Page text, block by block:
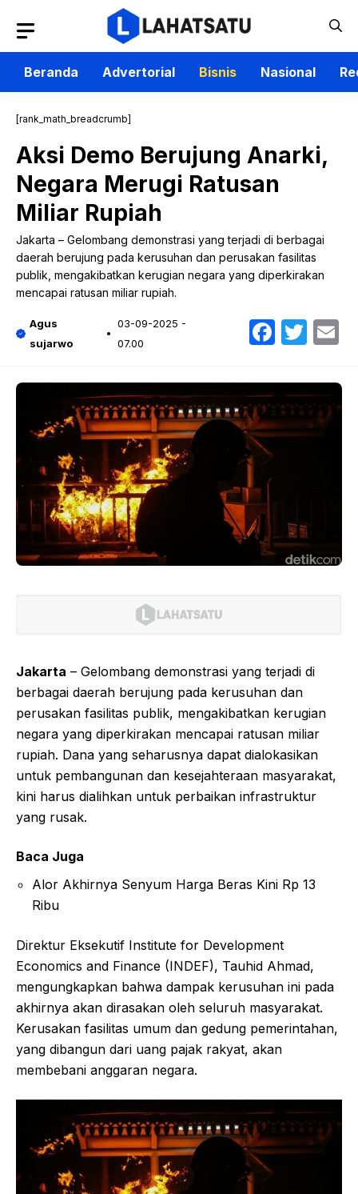
isi
Beranda
Advertorial Bisnis Nasional
[rank_math_breadcrumb]
Aksi Demo Berujung Anarki,
Negara Merugi Ratusan
Miliar Rupiah
Jakarta – Gelombang demonstrasi yang terjadi di berbagai
daerah berujung pada kerusuhan dan perusakan fasilitas
publik, mengakibatkan kerugian negara yang diperkirakan
mencapai ratusan miliar rupiah.
Agus
sujarwo
03-09-2025 -
07.00
Jakarta – Gelombang demonstrasi yang terjadi di
berbagai daerah berujung pada kerusuhan dan
perusakan fasilitas publik, mengakibatkan kerugian
negara yang diperkirakan mencapai ratusan miliar
rupiah. Dana yang seharusnya dapat dialokasikan
untuk pembangunan dan kesejahteraan masyarakat,
kini harus dialihkan untuk perbaikan infrastruktur
yang rusak.
Baca Juga
Alor Akhirnya Senyum Harga Beras Kini Rp 13
Ribu
Direktur Eksekutif Institute for Development
Economics and Finance (INDEF), Tauhid Ahmad,
mengungkapkan bahwa dampak kerusuhan ini pada
akhirnya akan dirasakan oleh seluruh masyarakat.
Kerusakan fasilitas umum dan gedung pemerintahan,
yang dibangun dari uang pajak rakyat, akan
membebani anggaran negara.